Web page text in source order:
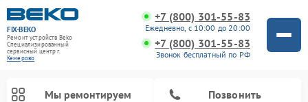
FIX-BEKO
Ремонт устройств Beko
Специализированный
cервисный центр г.
Кемерово
+7 (800) 301-55-83
Ежедневно, с 10:00 до 20:00
+7 (800) 301-55-83
Звонок бесплатный по РФ
Мы ремонтируем Позвонить